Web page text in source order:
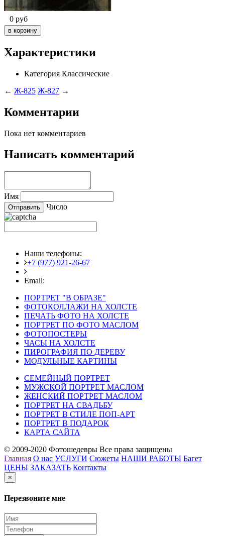
0 руб
Характеристики
Категория Классические
← Ж-825 Ж-827 →
Комментарии
Пока нет комментариев
Написать комментарий
Имя
Число
Наши телефоны:
+7 (977) 921-26-67
Email:
ПОРТРЕТ "В ОБРАЗЕ"
ФОТОКОЛЛАЖИ НА ХОЛСТЕ
ПЕЧАТЬ ФОТО НА ХОЛСТЕ
ПОРТРЕТ ПО ФОТО МАСЛОМ
ФОТОПОСТЕРЫ
ЧАСЫ НА ХОЛСТЕ
ПИРОГРАФИЯ ПО ДЕРЕВУ
МОДУЛЬНЫЕ КАРТИНЫ
СЕМЕЙНЫЙ ПОРТРЕТ
МУЖСКОЙ ПОРТРЕТ МАСЛОМ
ЖЕНСКИЙ ПОРТРЕТ МАСЛОМ
ПОРТРЕТ НА СВАДЬБУ
ПОРТРЕТ В СТИЛЕ ПОП-АРТ
ПОРТРЕТ В ПОДАРОК
КАРТА САЙТА
© 2009-2020 Фотошедевры Все права защищены
Главная О нас УСЛУГИ Сюжеты НАШИ РАБОТЫ Багет
ЦЕНЫ ЗАКАЗАТЬ Контакты
×
Перезвоните мне